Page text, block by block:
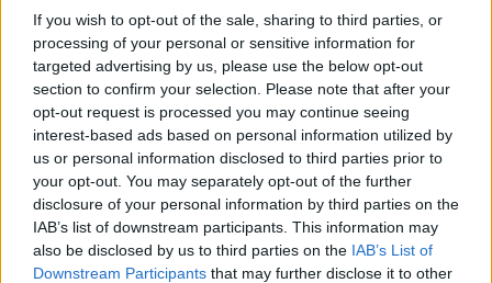
If you wish to opt-out of the sale, sharing to third parties, or
processing of your personal or sensitive information for
targeted advertising by us, please use the below opt-out
section to confirm your selection. Please note that after your
opt-out request is processed you may continue seeing
interest-based ads based on personal information utilized by
us or personal information disclosed to third parties prior to
your opt-out. You may separately opt-out of the further
disclosure of your personal information by third parties on the
IAB’s list of downstream participants. This information may
also be disclosed by us to third parties on the IAB’s List of
Downstream Participants that may further disclose it to other
Žiūrimiausi įrašai
Vaizdai iš tragiškos avarijos Vilniaus r.: dviejų moterų ir
vaiko gyvybių išgelbėti nepavyko
Žinios Lietuvos diena